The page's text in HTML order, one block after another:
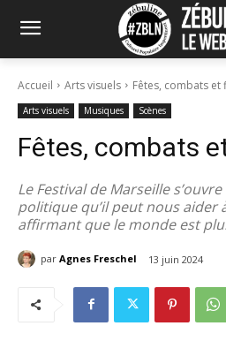
Accueil Arts visuels Fêtes, combats et
Arts visuels Musiques Scènes
Fêtes, combats
Le Festival de Marseille
politique qu’il peut nous aider
affirmant que le monde est
par Agnes Freschel 13 juin 2024